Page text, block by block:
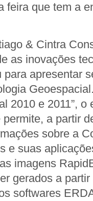
feira que tem a
& Cintra
as inovações
para apresentar
2010 e 2011”, o
a partir
sobre a
e suas
imagens
gerados a
softwares